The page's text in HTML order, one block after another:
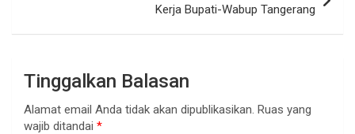
Kerja Bupati-Wabup Tangerang
Tinggalkan Balasan
Alamat email Anda tidak akan dipublikasikan. Ruas yang
wajib ditandai *